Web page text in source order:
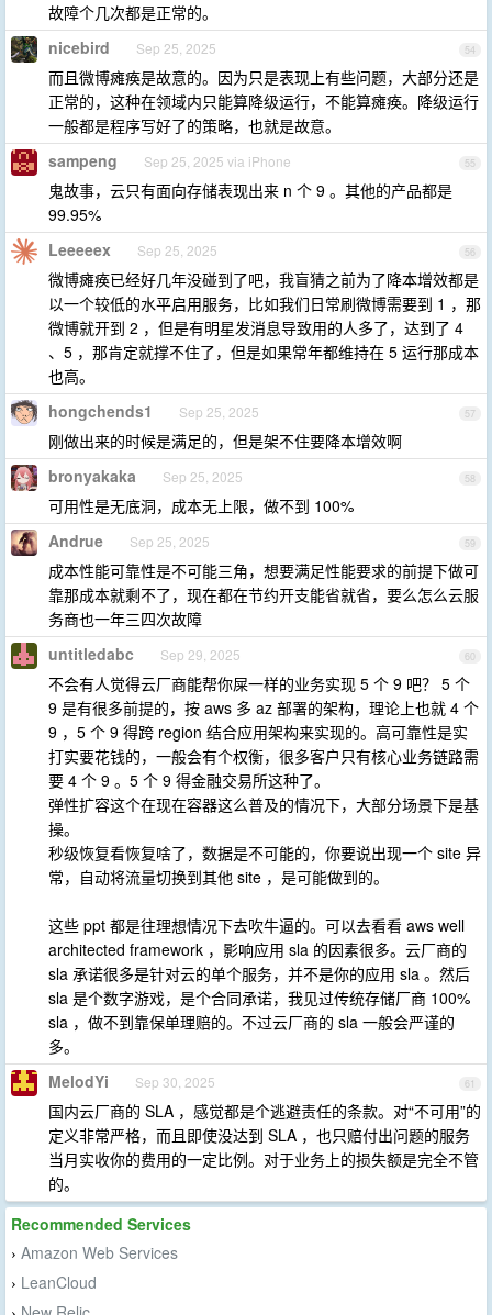
故障个几次都是正常的。
54
nicebird Sep 25, 2025
而且微博瘫痪是故意的。因为只是表现上有些问题，大部分还是
正常的，这种在领域内只能算降级运行，不能算瘫痪。降级运行
一般都是程序写好了的策略，也就是故意。
55
sampeng Sep 25, 2025 via iPhone
鬼故事，云只有面向存储表现出来 n 个 9 。其他的产品都是
99.95%
56
Leeeeex Sep 25, 2025
微博瘫痪已经好几年没碰到了吧，我盲猜之前为了降本增效都是
以一个较低的水平启用服务，比如我们日常刷微博需要到 1 ，那
微博就开到 2 ，但是有明星发消息导致用的人多了，达到了 4
、5 ，那肯定就撑不住了，但是如果常年都维持在 5 运行那成本
也高。
57
hongchends1 Sep 25, 2025
刚做出来的时候是满足的，但是架不住要降本增效啊
58
bronyakaka Sep 25, 2025
可用性是无底洞，成本无上限，做不到 100%
59
Andrue Sep 25, 2025
成本性能可靠性是不可能三角，想要满足性能要求的前提下做可
靠那成本就剩不了，现在都在节约开支能省就省，要么怎么云服
务商也一年三四次故障
60
untitledabc Sep 29, 2025
不会有人觉得云厂商能帮你屎一样的业务实现 5 个 9 吧？ 5 个
9 是有很多前提的，按 aws 多 az 部署的架构，理论上也就 4 个
9 ，5 个 9 得跨 region 结合应用架构来实现的。高可靠性是实
打实要花钱的，一般会有个权衡，很多客户只有核心业务链路需
要 4 个 9 。5 个 9 得金融交易所这种了。
弹性扩容这个在现在容器这么普及的情况下，大部分场景下是基
操。
秒级恢复看恢复啥了，数据是不可能的，你要说出现一个 site 异
常，自动将流量切换到其他 site ，是可能做到的。
这些 ppt 都是往理想情况下去吹牛逼的。可以去看看 aws well
architected framework ，影响应用 sla 的因素很多。云厂商的
sla 承诺很多是针对云的单个服务，并不是你的应用 sla 。然后
sla 是个数字游戏，是个合同承诺，我见过传统存储厂商 100%
sla ，做不到靠保单理赔的。不过云厂商的 sla 一般会严谨的
多。
61
MelodYi Sep 30, 2025
国内云厂商的 SLA ，感觉都是个逃避责任的条款。对“不可用”的
定义非常严格，而且即使没达到 SLA ，也只赔付出问题的服务
当月实收你的费用的一定比例。对于业务上的损失额是完全不管
的。
Recommended Services
› Amazon Web Services
› LeanCloud